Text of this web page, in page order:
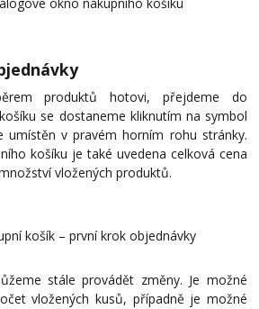
produktů hotovi, přejdeme do
se dostaneme kliknutím na symbol
umístěn v pravém horním rohu stránky.
košíku je také uvedena celková cena
vložených produktů.
košík – první krok objednávky
stále provádět změny. Je možné
vložených kusů, případně je možné